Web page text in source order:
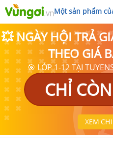
Một sản phẩm
💥 NGÀY HỘI TRẢ
THEO GIÁ
🎯 LỚP 1-12 TẠI
CHỈ
XEM